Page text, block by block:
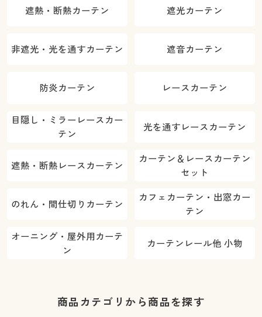
遮熱・断熱カーテン 遮光カーテン
非遮光・光を通すカーテン 遮音カーテン
防炎カーテン レースカーテン
目隠し・ミラーレースカー
テン
光を通すレースカーテン
遮熱・断熱レースカーテン
カーテン＆レースカーテン
セット
のれん・間仕切りカーテン
カフェカーテン・出窓カー
テン
オーニング・屋外用カーテ
ン
カーテンレール他 小物
商品カテゴリから商品を探す